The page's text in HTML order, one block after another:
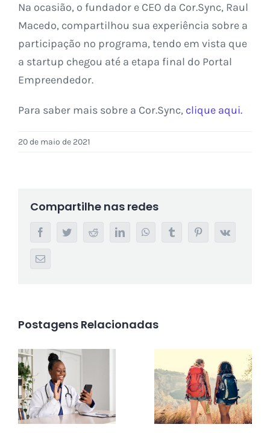
Na ocasião, o fundador e CEO da Cor.Sync, Raul
Macedo, compartilhou sua experiência sobre a
participação no programa, tendo em vista que
a startup chegou até a etapa final do Portal
Empreendedor.
Para saber mais sobre a Cor.Sync, clique aqui.
20 de maio de 2021
Compartilhe nas redes
FacebookTwitterRedditLinkedInWhatsAppTumblr PinterestVk
E-
Postagens Relacionadas